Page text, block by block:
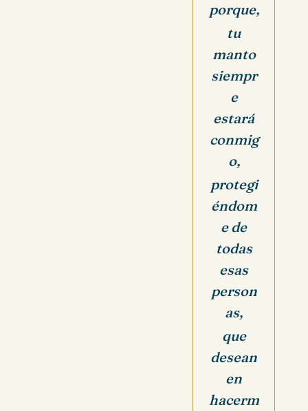
porque,
tu
manto
siempr
e
estará
conmig
o,
protegi
éndom
e de
todas
esas
person
as,
que
desean
en
hacerm